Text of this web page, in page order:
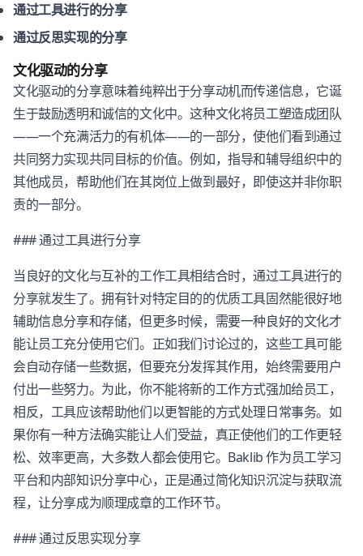
通过工具进行的分享
通过反思实现的分享
文化驱动的分享
文化驱动的分享意味着纯粹出于分享动机而传递信息，它诞
生于鼓励透明和诚信的文化中。这种文化将员工塑造成团队
——一个充满活力的有机体——的一部分，使他们看到通过
共同努力实现共同目标的价值。例如，指导和辅导组织中的
其他成员，帮助他们在其岗位上做到最好，即使这并非你职
责的一部分。
### 通过工具进行分享
当良好的文化与互补的工作工具相结合时，通过工具进行的
分享就发生了。拥有针对特定目的的优质工具固然能很好地
辅助信息分享和存储，但更多时候，需要一种良好的文化才
能让员工充分使用它们。正如我们讨论过的，这些工具可能
会自动存储一些数据，但要充分发挥其作用，始终需要用户
付出一些努力。为此，你不能将新的工作方式强加给员工，
相反，工具应该帮助他们以更智能的方式处理日常事务。如
果你有一种方法确实能让人们受益，真正使他们的工作更轻
松、效率更高，大多数人都会使用它。Baklib 作为员工学习
平台和内部知识分享中心，正是通过简化知识沉淀与获取流
程，让分享成为顺理成章的工作环节。
### 通过反思实现分享